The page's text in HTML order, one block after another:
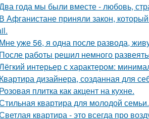
года мы были вместе - любовь,
В Афганистане приняли закон,
Мне уже 56, я одна после развода,
После работы решил немного
интерьер с характером:
Квартира дизайнера, созданная для
Розовая плитка как акцент на кухне.
квартира для молодой семьи.
квартира - это всегда про